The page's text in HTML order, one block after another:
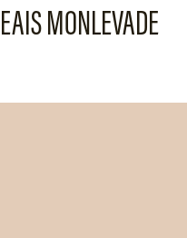
MONLEVADE